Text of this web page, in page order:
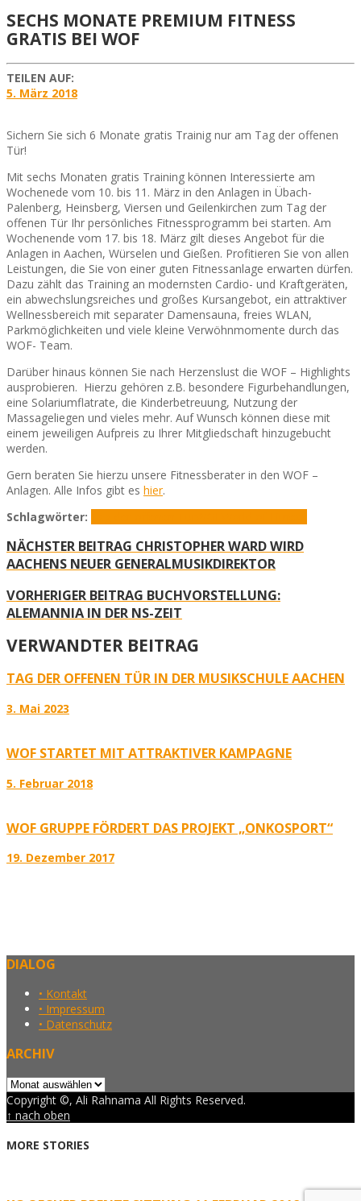
SECHS MONATE PREMIUM FITNESS
GRATIS BEI WOF
TEILEN AUF:
5. März 2018
Sichern Sie sich 6 Monate gratis Trainig nur am Tag der offenen
Tür!
Mit sechs Monaten gratis Training können Interessierte am
Wochenede vom 10. bis 11. März in den Anlagen in Übach-
Palenberg, Heinsberg, Viersen und Geilenkirchen zum Tag der
offenen Tür Ihr persönliches Fitnessprogramm bei starten. Am
Wochenende vom 17. bis 18. März gilt dieses Angebot für die
Anlagen in Aachen, Würselen und Gießen. Profitieren Sie von allen
Leistungen, die Sie von einer guten Fitnessanlage erwarten dürfen.
Dazu zählt das Training an modernsten Cardio- und Kraftgeräten,
ein abwechslungsreiches und großes Kursangebot, ein attraktiver
Wellnessbereich mit separater Damensauna, freies WLAN,
Parkmöglichkeiten und viele kleine Verwöhnmomente durch das
WOF- Team.
Darüber hinaus können Sie nach Herzenslust die WOF – Highlights
ausprobieren. Hierzu gehören z.B. besondere Figurbehandlungen,
eine Solariumflatrate, die Kinderbetreuung, Nutzung der
Massageliegen und vieles mehr. Auf Wunsch können diese mit
einem jeweiligen Aufpreis zu Ihrer Mitgliedschaft hinzugebucht
werden.
Gern beraten Sie hierzu unsere Fitnessberater in den WOF –
Anlagen. Alle Infos gibt es hier.
Schlagwörter:
NÄCHSTER BEITRAG CHRISTOPHER WARD WIRD
AACHENS NEUER GENERALMUSIKDIREKTOR
VORHERIGER BEITRAG BUCHVORSTELLUNG:
ALEMANNIA IN DER NS-ZEIT
VERWANDTER BEITRAG
TAG DER OFFENEN TÜR IN DER MUSIKSCHULE AACHEN
3. Mai 2023
WOF STARTET MIT ATTRAKTIVER KAMPAGNE
5. Februar 2018
WOF GRUPPE FÖRDERT DAS PROJEKT „ONKOSPORT“
19. Dezember 2017
DIALOG
• Kontakt
• Impressum
• Datenschutz
ARCHIV
Archiv
Copyright ©, Ali Rahnama All Rights Reserved.
↑ nach oben
MORE STORIES